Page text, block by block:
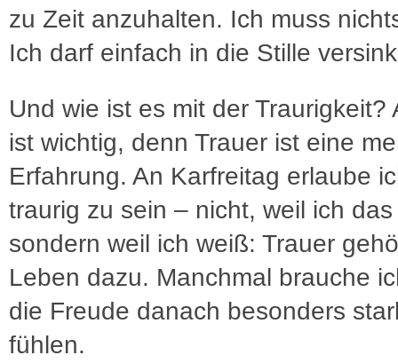
zu Zeit anzuhalten. Ich muss
Ich darf einfach in die Stille
Und wie ist es mit der Traurigkeit?
ist wichtig, denn Trauer ist eine
Erfahrung. An Karfreitag erlaube
traurig zu sein – nicht, weil ich
sondern weil ich weiß: Trauer
Leben dazu. Manchmal brauche
die Freude danach besonders
fühlen.